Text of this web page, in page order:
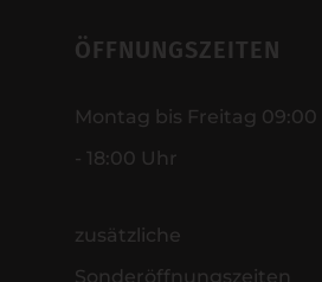
ÖFFNUNGSZEITEN
Montag bis Freitag 09:00
- 18:00 Uhr
zusätzliche
Sonderöffnungszeiten